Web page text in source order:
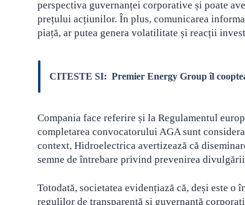
perspectiva guvernanței corporative și poate
prețului acțiunilor. În plus, comunicarea
piață, ar putea genera volatilitate și reacții
CITESTE SI: Premier Energy Group îl
Compania face referire și la Regulamentul
completarea convocatorului AGA sunt
context, Hidroelectrica avertizează că
semne de întrebare privind prevenirea
Totodată, societatea evidențiază că, deși este
regulilor de transparență și guvernanță